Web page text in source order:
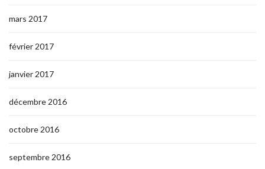
mars 2017
février 2017
janvier 2017
décembre 2016
octobre 2016
septembre 2016